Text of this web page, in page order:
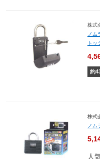
株式
ノ
トッ
約
株式
ノ
人